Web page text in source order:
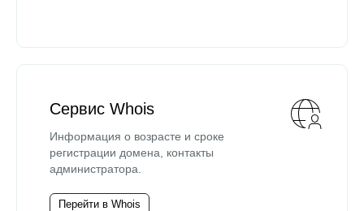
Сервис Whois
Информация о возрасте и сроке
регистрации домена, контакты
администратора.
Перейти в Whois